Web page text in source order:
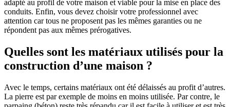
adapté au profil de votre maison et viable pour la mise en place des
conduits. Enfin, vous devez choisir votre professionnel avec
attention car tous ne proposent pas les mêmes garanties ou ne
répondent pas aux mêmes prérogatives.
Quelles sont les matériaux utilisés pour la
construction d’une maison ?
Avec le temps, certains matériaux ont été délaissés au profit d’autres.
La pierre est par exemple de moins en moins utilisée. Par contre, le